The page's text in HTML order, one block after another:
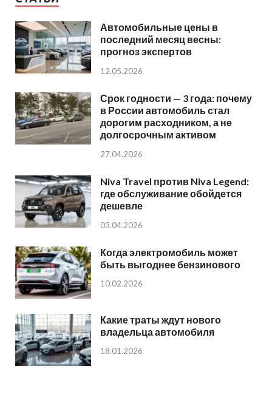
Автомобильные цены в
последний месяц весны:
прогноз экспертов
12.05.2026
Срок годности — 3 года: почему
в России автомобиль стал
дорогим расходником, а не
долгосрочным активом
27.04.2026
Niva Travel против Niva Legend:
где обслуживание обойдется
дешевле
03.04.2026
Когда электромобиль может
быть выгоднее бензинового
10.02.2026
Какие траты ждут нового
владельца автомобиля
18.01.2026